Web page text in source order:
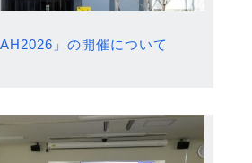
」の開催について